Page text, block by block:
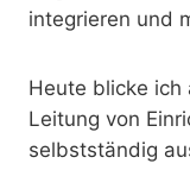
integrieren und
Heute blicke ich
Leitung von
selbstständig